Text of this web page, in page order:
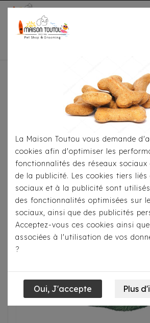
Toutou® Handmade
Coussin Anti-Stress
La Maison Toutou vous demande
cookies afin d'optimiser les
fonctionnalités des réseaux
de la publicité. Les cookies tiers liés
sociaux et à la publicité sont
des fonctionnalités optimisées sur
sociaux, ainsi que des publicités
Acceptez-vous ces cookies ainsi
associées à l'utilisation de vos
?